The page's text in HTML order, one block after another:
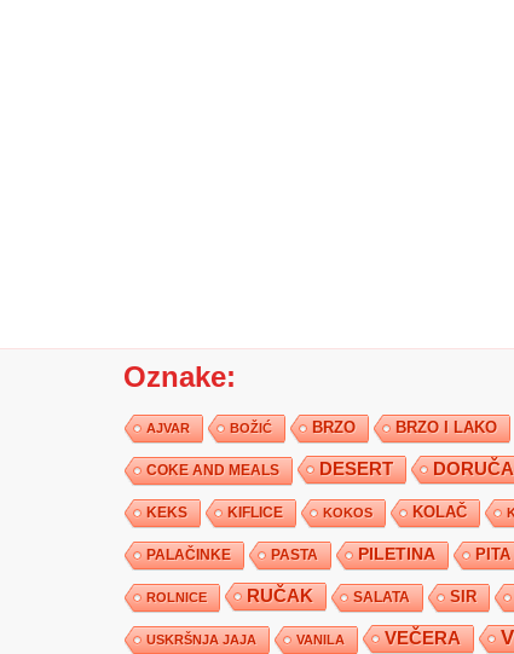
Oznake:
AJVAR BOŽIĆ BRZO BRZO I LAKO
COKE AND MEALS DESERT
KEKS KIFLICE KOKOS KOLAČ
PALAČINKE PASTA PILETINA PITA
ROLNICE RUČAK SALATA SIR
USKRŠNJA JAJA VANILA VEČERA